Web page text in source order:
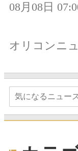
08月08日
オリコンニ